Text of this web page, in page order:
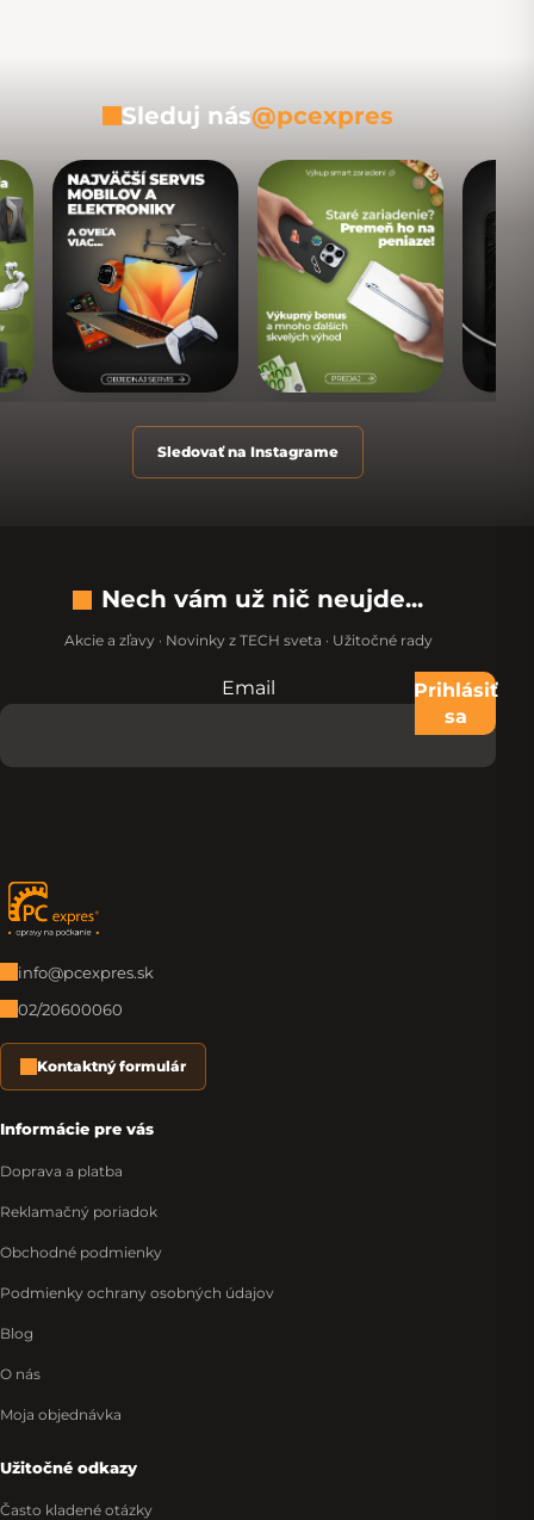
Sleduj nás@pcexpres
Sledovať na Instagrame
Nech vám už nič neujde...
Akcie a zľavy · Novinky z TECH sveta · Užitočné rady
Nevypĺňajte toto pole:
Email
Prihlásiť
sa
Zápätie
info@pcexpres.sk
02/20600060
Kontaktný formulár
Informácie pre vás
Doprava a platba
Reklamačný poriadok
Obchodné podmienky
Podmienky ochrany osobných údajov
Blog
O nás
Moja objednávka
Užitočné odkazy
Často kladené otázky